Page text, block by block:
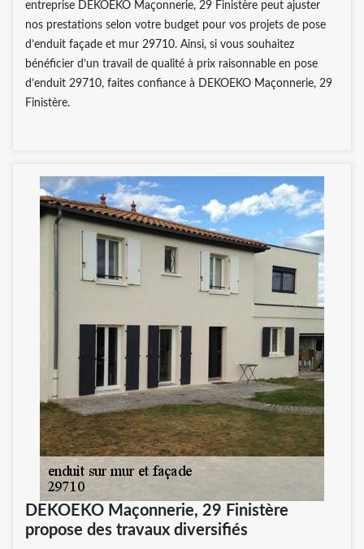
entreprise DEKOEKO Maçonnerie, 29 Finistère peut ajuster
nos prestations selon votre budget pour vos projets de pose
d’enduit façade et mur 29710. Ainsi, si vous souhaitez
bénéficier d’un travail de qualité à prix raisonnable en pose
d’enduit 29710, faites confiance à DEKOEKO Maçonnerie, 29
Finistère.
DEKOEKO Maçonnerie, 29 Finistère
propose des travaux diversifiés